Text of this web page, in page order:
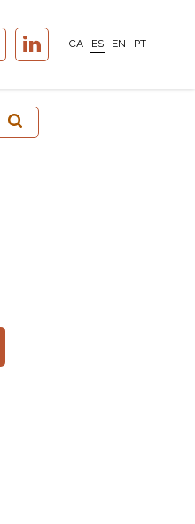
CA ES EN PT